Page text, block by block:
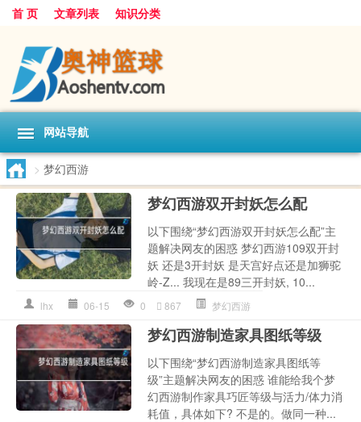
首 页 文章列表 知识分类
网站导航
> 梦幻西游
梦幻西游双开封妖怎么配
以下围绕“梦幻西游双开封妖怎么配”主
题解决网友的困惑 梦幻西游109双开封
妖 还是3开封妖 是天宫好点还是加狮驼
岭-Z... 我现在是89三开封妖, 10...
lhx 06-15 0 867 梦幻西游
梦幻西游制造家具图纸等级
以下围绕“梦幻西游制造家具图纸等
级”主题解决网友的困惑 谁能给我个梦
幻西游制作家具巧匠等级与活力/体力消
耗值，具体如下? 不是的。做同一种...